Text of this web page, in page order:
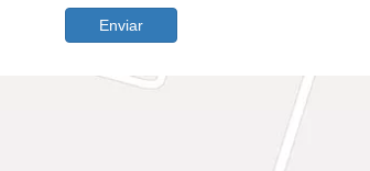
Enviar